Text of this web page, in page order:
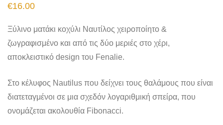
€16.00
Ξύλινο ματάκι κοχύλι Ναυτίλος χειροποίητο &
ζωγραφισμένο και από τις δύο μεριές στο χέρι,
αποκλειστικό design του Fenalie.
Στο κέλυφος Nautilus που δείχνει τους θαλάμους που είναι
διατεταγμένοι σε μια σχεδόν λογαριθμική σπείρα, που
ονομάζεται ακολουθία Fibonacci.